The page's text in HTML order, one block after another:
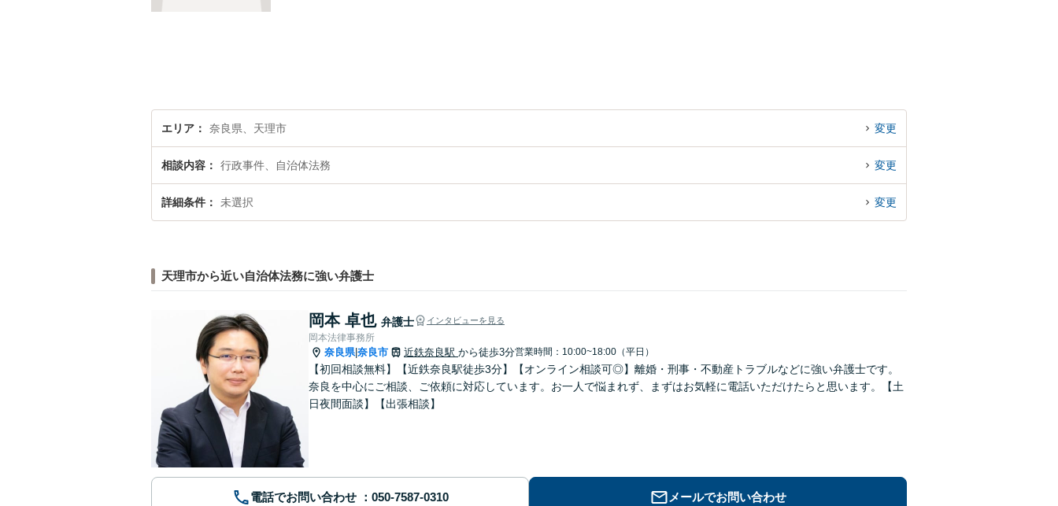
エリア 奈良県、天理市 変更
相談内容 行政事件、自治体法務 変更
詳細条件 未選択 変更
天理市から近い自治体法務に強い弁護士
岡本 卓也 弁護士 インタビューを見る
岡本法律事務所
奈良県|奈良市 近鉄奈良駅 から徒歩3分営業時間：10:00~18:00（平日）
【初回相談無料】【近鉄奈良駅徒歩3分】【オンライン相談可◎】離婚・刑事・不動産トラブルなどに強い弁護士です。
奈良を中心にご相談、ご依頼に対応しています。お一人で悩まれず、まずはお気軽に電話いただけたらと思います。【土
日夜間面談】【出張相談】
電話でお問い合わせ メールでお問い合わせ